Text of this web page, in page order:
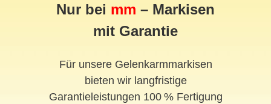
Nur bei mm – Markisen
mit Garantie
Für unsere Gelenkarmmarkisen
bieten wir langfristige
Garantieleistungen 100 % Fertigung